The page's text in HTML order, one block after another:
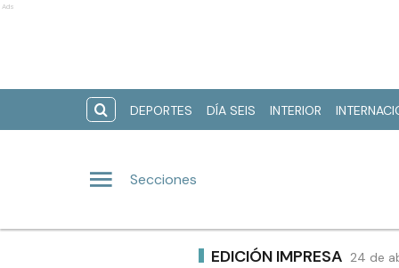
Ads
DEPORTES DÍA SEIS INTERIOR
Secciones
EDICIÓN IMPRESA 24 de